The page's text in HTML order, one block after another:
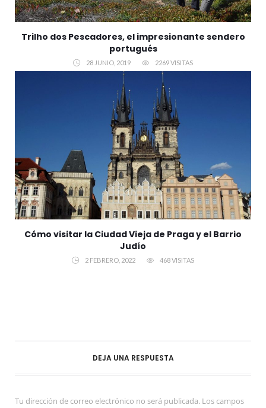
Trilho dos Pescadores, el impresionante sendero
portugués
28 JUNIO, 2019 2269 VISITAS
Cómo visitar la Ciudad Vieja de Praga y el Barrio
Judío
2 FEBRERO, 2022 468 VISITAS
DEJA UNA RESPUESTA
Tu dirección de correo electrónico no será publicada. Los campos